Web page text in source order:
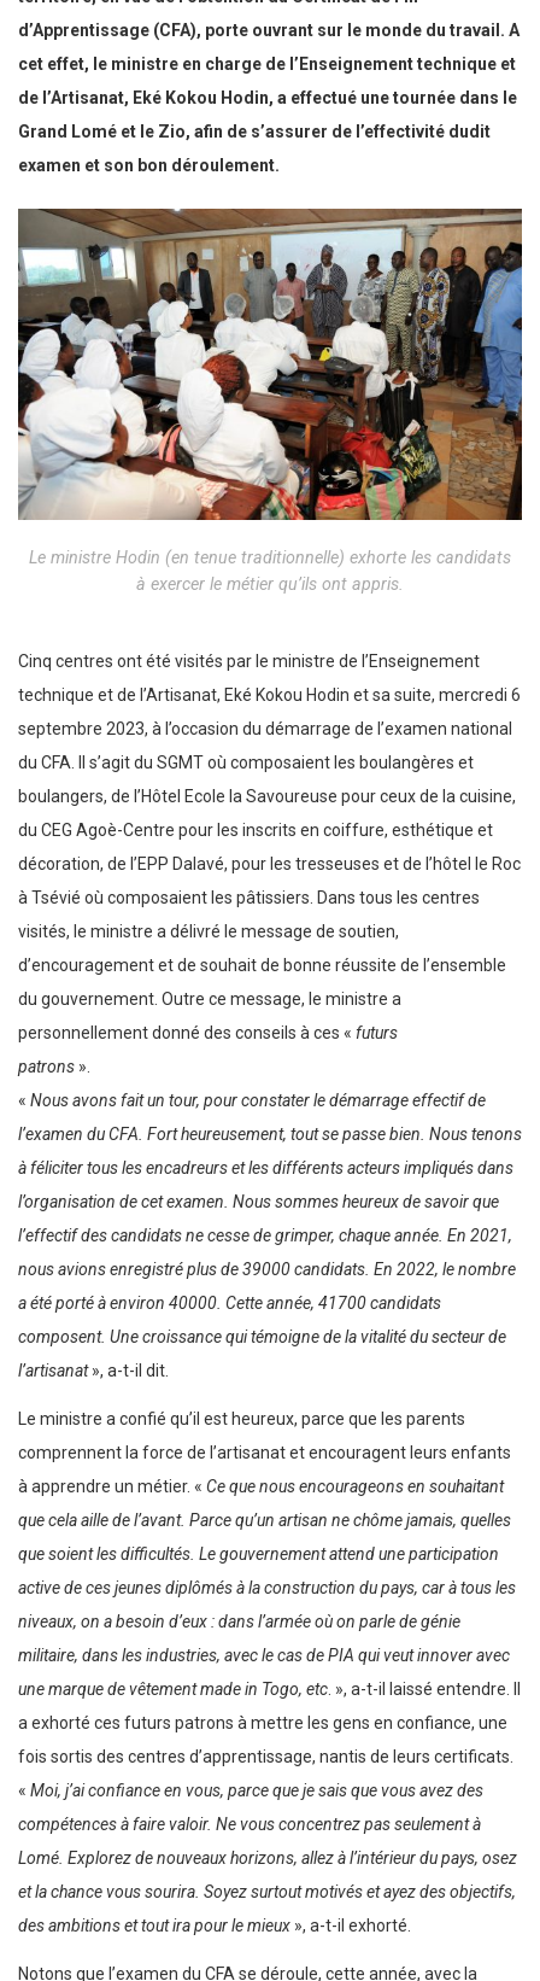
d’Apprentissage (CFA), porte ouvrant sur le monde du travail. A
cet effet, le ministre en charge de l’Enseignement technique et
de l’Artisanat, Eké Kokou Hodin, a effectué une tournée dans le
Grand Lomé et le Zio, afin de s’assurer de l’effectivité dudit
examen et son bon déroulement.
Le ministre Hodin (en tenue traditionnelle) exhorte les candidats
à exercer le métier qu’ils ont appris.
Cinq centres ont été visités par le ministre de l’Enseignement
technique et de l’Artisanat, Eké Kokou Hodin et sa suite, mercredi 6
septembre 2023, à l’occasion du démarrage de l’examen national
du CFA. Il s’agit du SGMT où composaient les boulangères et
boulangers, de l’Hôtel Ecole la Savoureuse pour ceux de la cuisine,
du CEG Agoè-Centre pour les inscrits en coiffure, esthétique et
décoration, de l’EPP Dalavé, pour les tresseuses et de l’hôtel le Roc
à Tsévié où composaient les pâtissiers. Dans tous les centres
visités, le ministre a délivré le message de soutien,
d’encouragement et de souhait de bonne réussite de l’ensemble
du gouvernement. Outre ce message, le ministre a
personnellement donné des conseils à ces « futurs
patrons ».
« Nous avons fait un tour, pour constater le démarrage effectif de
l’examen du CFA. Fort heureusement, tout se passe bien. Nous tenons
à féliciter tous les encadreurs et les différents acteurs impliqués dans
l’organisation de cet examen. Nous sommes heureux de savoir que
l’effectif des candidats ne cesse de grimper, chaque année. En 2021,
nous avions enregistré plus de 39000 candidats. En 2022, le nombre
a été porté à environ 40000. Cette année, 41700 candidats
composent. Une croissance qui témoigne de la vitalité du secteur de
l’artisanat», a-t-il dit.
Le ministre a confié qu’il est heureux, parce que les parents
comprennent la force de l’artisanat et encouragent leurs enfants
à apprendre un métier. « Ce que nous encourageons en souhaitant
que cela aille de l’avant. Parce qu’un artisan ne chôme jamais, quelles
que soient les difficultés. Le gouvernement attend une participation
active de ces jeunes diplômés à la construction du pays, car à tous les
niveaux, on a besoin d’eux : dans l’armée où on parle de génie
militaire, dans les industries, avec le cas de PIA qui veut innover avec
une marque de vêtement made in Togo, etc. », a-t-il laissé entendre. Il
a exhorté ces futurs patrons à mettre les gens en confiance, une
fois sortis des centres d’apprentissage, nantis de leurs certificats.
« Moi, j’ai confiance en vous, parce que je sais que vous avez des
compétences à faire valoir. Ne vous concentrez pas seulement à
Lomé. Explorez de nouveaux horizons, allez à l’intérieur du pays, osez
et la chance vous sourira. Soyez surtout motivés et ayez des objectifs,
des ambitions et tout ira pour le mieux », a-t-il exhorté.
Notons que l’examen du CFA se déroule, cette année, avec la